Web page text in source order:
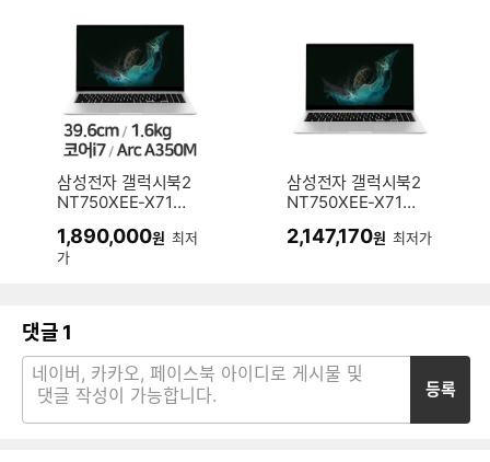
삼성전자 갤럭시북2
NT750XEE-X71A
1,890,000원 최저
가
삼성전자 갤럭시북2
NT750XEE-X71A
2,147,170원 최저가
댓글 1
등록